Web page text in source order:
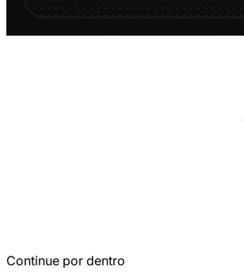
Continue por dentro